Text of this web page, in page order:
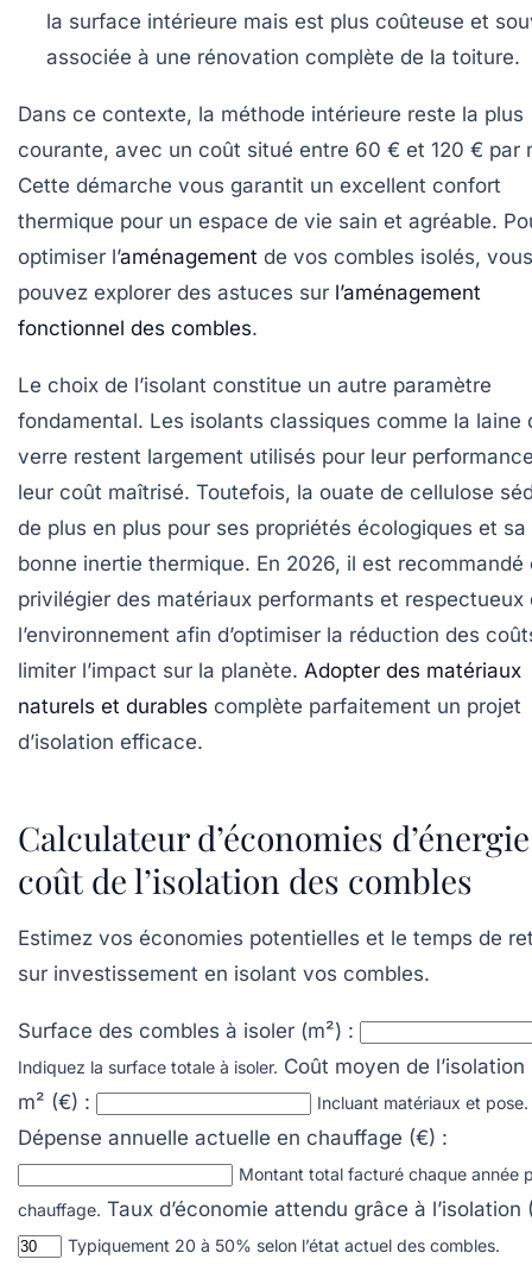
la surface intérieure mais est plus coûteuse et
associée à une rénovation complète de la toiture.
Dans ce contexte, la méthode intérieure reste la plus
courante, avec un coût situé entre 60 € et 120 € par
Cette démarche vous garantit un excellent confort
thermique pour un espace de vie sain et agréable.
optimiser l’aménagement de vos combles isolés, vous
pouvez explorer des astuces sur l’aménagement
fonctionnel des combles.
Le choix de l’isolant constitue un autre paramètre
fondamental. Les isolants classiques comme la laine
verre restent largement utilisés pour leur
leur coût maîtrisé. Toutefois, la ouate de cellulose
de plus en plus pour ses propriétés écologiques et sa
bonne inertie thermique. En 2026, il est recommandé
privilégier des matériaux performants et respectueux
l’environnement afin d’optimiser la réduction des
limiter l’impact sur la planète. Adopter des matériaux
naturels et durables complète parfaitement un projet
d’isolation efficace.
Calculateur d’économies
coût de l’isolation des combles
Estimez vos économies potentielles et le temps de
sur investissement en isolant vos combles.
Surface des combles à isoler (m²) :
Indiquez la surface totale à isoler. Coût moyen de l’isolation
m² (€) :
Incluant matériaux et pose.
Dépense annuelle actuelle en chauffage (€) :
Montant total facturé chaque année
chauffage. Taux d’économie attendu grâce à l’isolation
Typiquement 20 à 50% selon l’état actuel des combles.